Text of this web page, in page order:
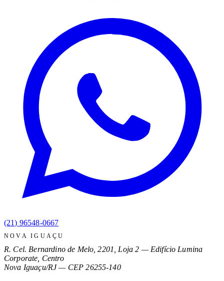
(21) 96548-0667
NOVA IGUAÇU
R. Cel. Bernardino de Melo, 2201, Loja 2 — Edifício Lumina
Corporate, Centro
Nova Iguaçu/RJ— CEP 26255-140